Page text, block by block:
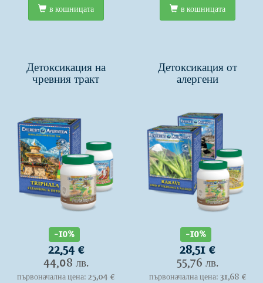
в кошницата в кошницата
Детоксикация на
чревния тракт
-10%
22,54 €
44,08 лв.
първоначална цена: 25,04 €
Детоксикация от
алергени
-10%
28,51 €
55,76 лв.
първоначална цена: 31,68 €